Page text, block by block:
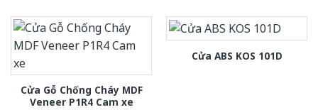
Cửa Gỗ Chống Cháy MDF
Veneer P1R4 Cam xe
Cửa ABS KOS 101D